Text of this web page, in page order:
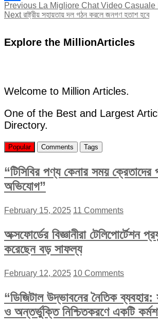
Share
Post
navigation
Previous Previous
post:
La Migliore Chat Video
Next Next
রাষ্ট্রীয় সহায়তায় দল গঠন করলে জনগণ হতাশ হবে
Explore the MillionArticles
Welcome to Million Articles.
One of the Best and Largest
Directory.
Popular Comments Tags
“টিসিবির পণ্য কেনার সময় ক্রেতাদের
অভিযোগ”
February 15, 2025 11 Comments
অক্সফোর্ডের বিজ্ঞানীরা টেলিপোর্টেশন
করেছেন বড় সাফল্য
February 12, 2025 10 Comments
“ডিজিটাল উদ্ভাবনের নৈতিক ব্যবহার:
ও অন্তর্ভুক্তি নিশ্চিতকরণে একটি